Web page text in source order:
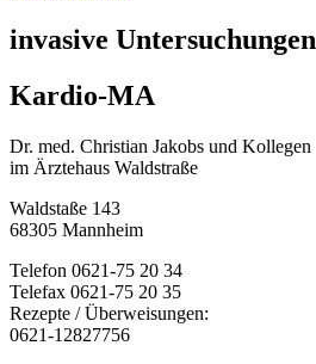
invasive Untersuchungen
Kardio-MA
Dr. med. Christian Jakobs und Kollegen
im Ärztehaus Waldstraße
Waldstaße 143
68305 Mannheim
Telefon 0621-75 20 34
Telefax 0621-75 20 35
Rezepte / Überweisungen:
0621-12827756